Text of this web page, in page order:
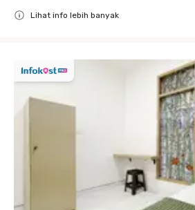
Lihat info lebih banyak